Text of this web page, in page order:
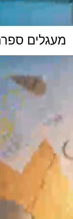
אונליין
כל יסודי